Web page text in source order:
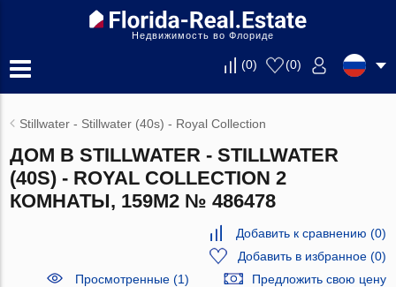
Недвижимость во Флориде
(0) (0)
Stillwater - Stillwater (40s) - Royal Collection
ДОМ В STILLWATER - STILLWATER
(40S) - ROYAL COLLECTION 2
КОМНАТЫ, 159М2 № 486478
Добавить к сравнению (0)
Добавить в избранное(0)
Просмотренные (1)
Предложить свою цену